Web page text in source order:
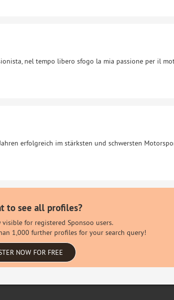
nel tempo libero sfogo la mia passione per il
erfolgreich im stärksten und schwersten
to see all profiles?
for registered Sponsoo users.
1,000 further profiles for your search query!
NOW FOR FREE